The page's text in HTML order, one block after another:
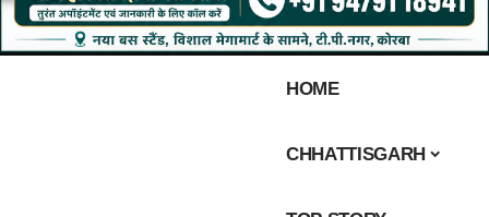
HOME
CHHATTISGARH